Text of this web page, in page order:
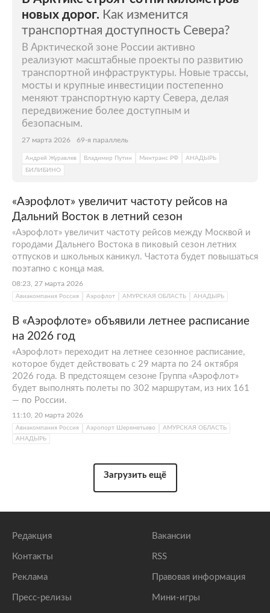
новых дорог. Как изменится
транспортная доступность Севера?
В Арктической зоне России активно
реализуют масштабные проекты по развитию
транспортной инфраструктуры. Новые трассы,
мосты и крупные инвестиции постепенно
меняют транспортную карту Севера, делая
передвижение более доступным и
безопасным.
27 марта 2026 69-я параллель
Андрей Журавлев Владимир Путин Минтранс РФ
АНАДЫРЬ
БИЛИБИНО
«Аэрофлот» увеличит частоту рейсов на
Дальний Восток в летний сезон
«Аэрофлот» увеличит частоту рейсов между Москвой и
городами Дальнего Востока в пиковый сезон летних
отпусков и школьных каникул. Частота будет повышаться
поэтапно с конца мая.
08:23, 27 марта 2026
Авиакомпания Россия Аэрофлот АМУРСКАЯ ОБЛАСТЬ АНАДЫРЬ
В «Аэрофлоте» объявили летнее расписание
на 2026 год
«Аэрофлот» переходит на летнее сезонное расписание,
которое будет действовать с 29 марта по 24 октября
2026 года. В предстоящем сезоне Группа «Аэрофлот»
будет выполнять полеты по 302 маршрутам, из них 161
— по России.
11:10, 20 марта 2026
Авиакомпания Россия Аэропорт Шереметьево
АМУРСКАЯ ОБЛАСТЬ
АНАДЫРЬ
Загрузить ещё
Редакция
Контакты
Реклама
Пресс-релизы
Вакансии
RSS
Правовая информация
Мини-игры